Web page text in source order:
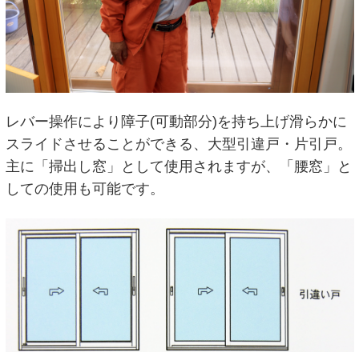
レバー操作により障子(可動部分)を持ち上げ滑らかに
スライドさせることができる、大型引違戸・片引戸。
主に「掃出し窓」として使用されますが、「腰窓」と
しての使用も可能です。